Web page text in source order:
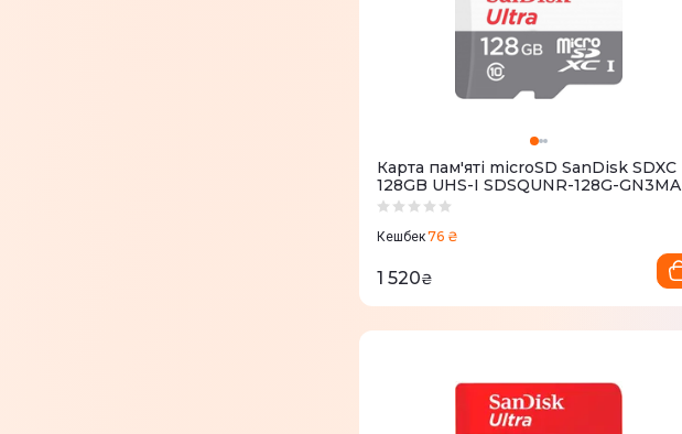
Карта пам'яті microSD SanDisk SDXC
128GB UHS-I SDSQUNR-128G-GN3MA
Кешбек76 ₴
1 520₴